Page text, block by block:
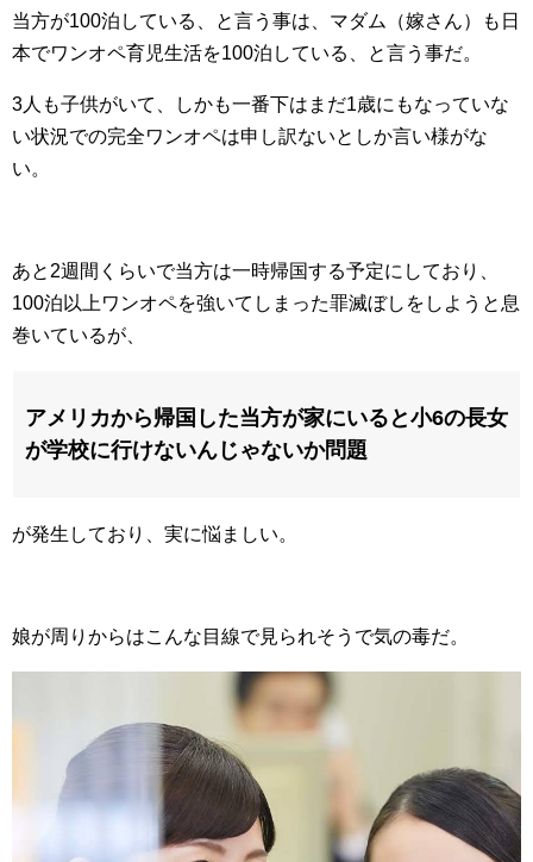
当方が100泊している、と言う事は、マダム（嫁さん）も日
本でワンオペ育児生活を100泊している、と言う事だ。
3人も子供がいて、しかも一番下はまだ1歳にもなっていな
い状況での完全ワンオペは申し訳ないとしか言い様がな
い。
あと2週間くらいで当方は一時帰国する予定にしており、
100泊以上ワンオペを強いてしまった罪滅ぼしをしようと息
巻いているが、
アメリカから帰国した当方が家にいると小6の長女
が学校に行けないんじゃないか問題
が発生しており、実に悩ましい。
娘が周りからはこんな目線で見られそうで気の毒だ。